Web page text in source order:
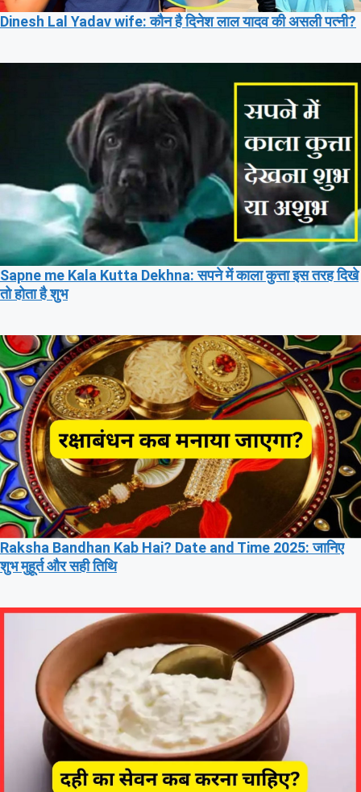
Dinesh Lal Yadav wife: कौन है दिनेश लाल यादव की असली पत्नी?
Sapne me Kala Kutta Dekhna: सपने में काला कुत्ता इस तरह दिखे
तो होता है शुभ
Raksha Bandhan Kab Hai? Date and Time 2025: जानिए
शुभ मुहूर्त और सही तिथि